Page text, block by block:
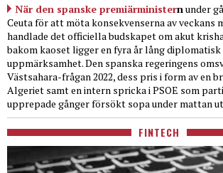
När den spanske premiärministernunder
Ceuta för att möta konsekvenserna av veckans
handlade det officiella budskapet om akut
bakom kaoset ligger en fyra år lång
uppmärksamhet. Den spanska regeringens
Västsahara-frågan 2022, dess pris i form av en
Algeriet samt en intern spricka i PSOE som
upprepade gånger försökt sopa under mattan
FINTECH